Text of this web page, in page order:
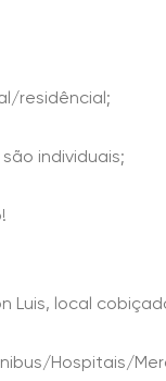
residêncial;
individuais;
Luis, local
Hospitais/